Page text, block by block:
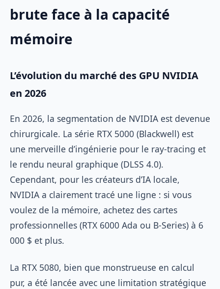
brute face à la capacité
mémoire
L’évolution du marché des GPU NVIDIA
en 2026
En 2026, la segmentation de NVIDIA est devenue
chirurgicale. La série RTX 5000 (Blackwell) est
une merveille d’ingénierie pour le ray-tracing et
le rendu neural graphique (DLSS 4.0).
Cependant, pour les créateurs d’IA locale,
NVIDIA a clairement tracé une ligne : si vous
voulez de la mémoire, achetez des cartes
professionnelles (RTX 6000 Ada ou B-Series) à 6
000 $ et plus.
La RTX 5080, bien que monstrueuse en calcul
pur, a été lancée avec une limitation stratégique